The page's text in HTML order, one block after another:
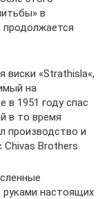
в
продолжается
виски «Strathisla«,
на
в 1951 году спас
в то время
производство и
Brothers.
настоящих